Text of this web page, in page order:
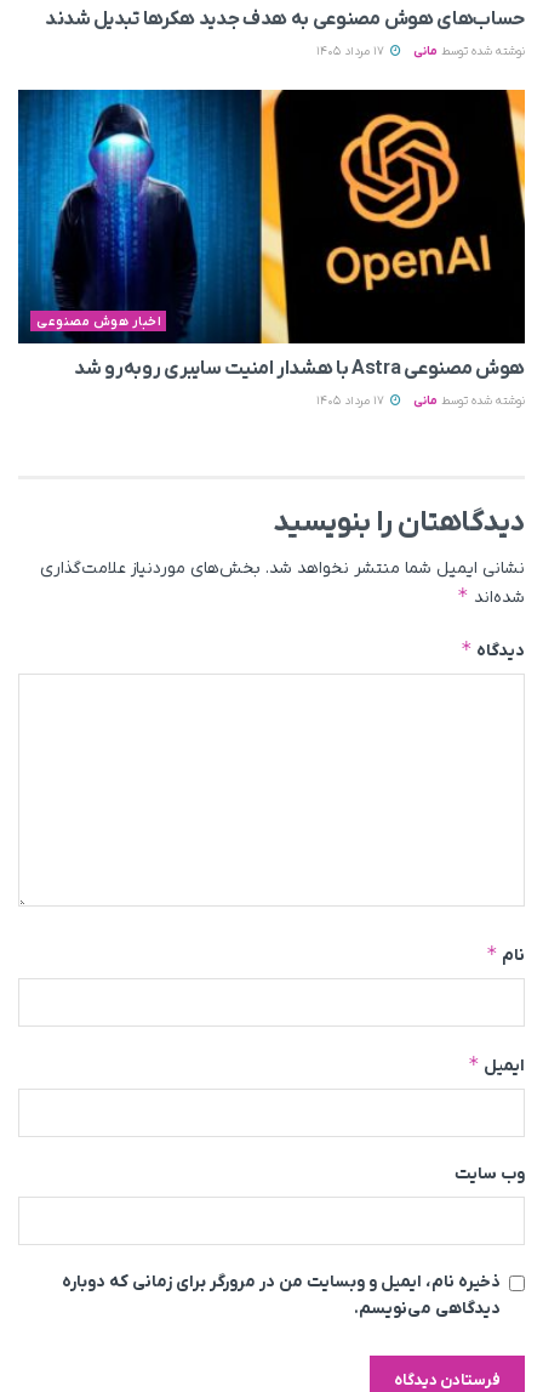
حساب‌های هوش مصنوعی به هدف جدید هکرها تبدیل شدند
نوشته شده توسط مانی
اخبار هوش مصنوعی
هوش مصنوعی Astra با هشدار امنیت سایبری روبه‌رو شد
نوشته شده توسط مانی
دیدگاهتان را بنویسید
نشانی ایمیل شما منتشر نخواهد شد. بخش‌های موردنیاز علامت‌گذاری
شده‌اند *
دیدگاه *
نام *
ایمیل *
وب‌ سایت
ذخیره نام، ایمیل و وبسایت من در مرورگر برای زمانی که دوباره
دیدگاهی می‌نویسم.